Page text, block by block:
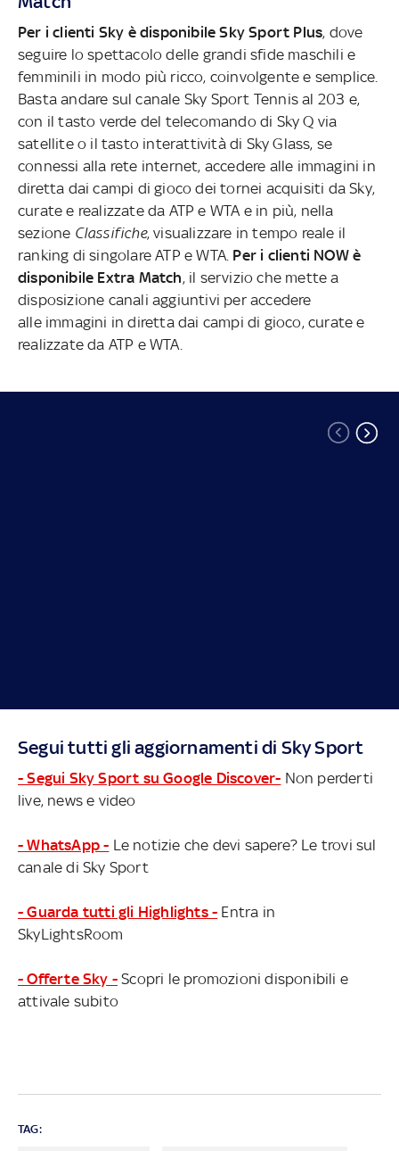
Per i clienti Sky è disponibile Sky Sport Plus, dove
seguire lo spettacolo delle grandi sfide maschili e
femminili in modo più ricco, coinvolgente e semplice.
Basta andare sul canale Sky Sport Tennis al 203 e,
con il tasto verde del telecomando di Sky Q via
satellite o il tasto interattività di Sky Glass, se
connessi alla rete internet, accedere alle immagini in
diretta dai campi di gioco dei tornei acquisiti da Sky,
curate e realizzate da ATP e WTA e in più, nella
sezione Classifiche, visualizzare in tempo reale il
ranking di singolare ATP e WTA. Per i clienti NOW è
disponibile Extra Match, il servizio che mette a
disposizione canali aggiuntivi per accedere
alle immagini in diretta dai campi di gioco, curate e
realizzate da ATP e WTA.
Segui tutti gli aggiornamenti di Sky Sport
- Segui Sky Sport su Google Discover- Non perderti
live, news e video
- WhatsApp - Le notizie che devi sapere? Le trovi sul
canale di Sky Sport
- Guarda tutti gli Highlights - Entra in
SkyLightsRoom
- Offerte Sky - Scopri le promozioni disponibili e
attivale subito
TAG: